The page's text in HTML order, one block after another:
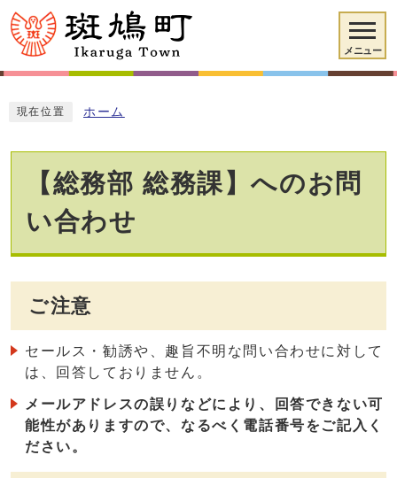
メニュー
現在位置 ホーム
【総務部 総務課】へのお問
い合わせ
ご注意
セールス・勧誘や、趣旨不明な問い合わせに対して
は、回答しておりません。
メールアドレスの誤りなどにより、回答できない可
能性がありますので、なるべく電話番号をご記入く
ださい。